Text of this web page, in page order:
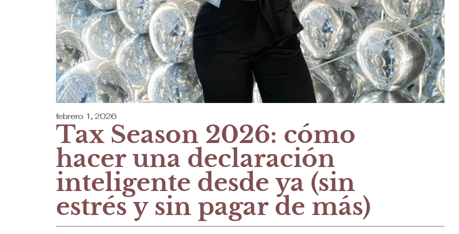
febrero 1, 2026
Tax Season 2026: cómo
hacer una declaración
inteligente desde ya (sin
estrés y sin pagar de más)